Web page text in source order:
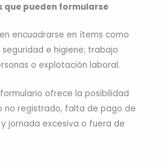
que pueden formularse
encuadrarse en ítems como
e higiene; trabajo
o explotación laboral.
ofrece la posibilidad
no registrado, falta de pago de
jornada excesiva o fuera de